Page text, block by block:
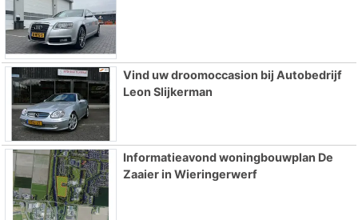
Vind uw droomoccasion bij Autobedrijf
Leon Slijkerman
Informatieavond woningbouwplan De
Zaaier in Wieringerwerf